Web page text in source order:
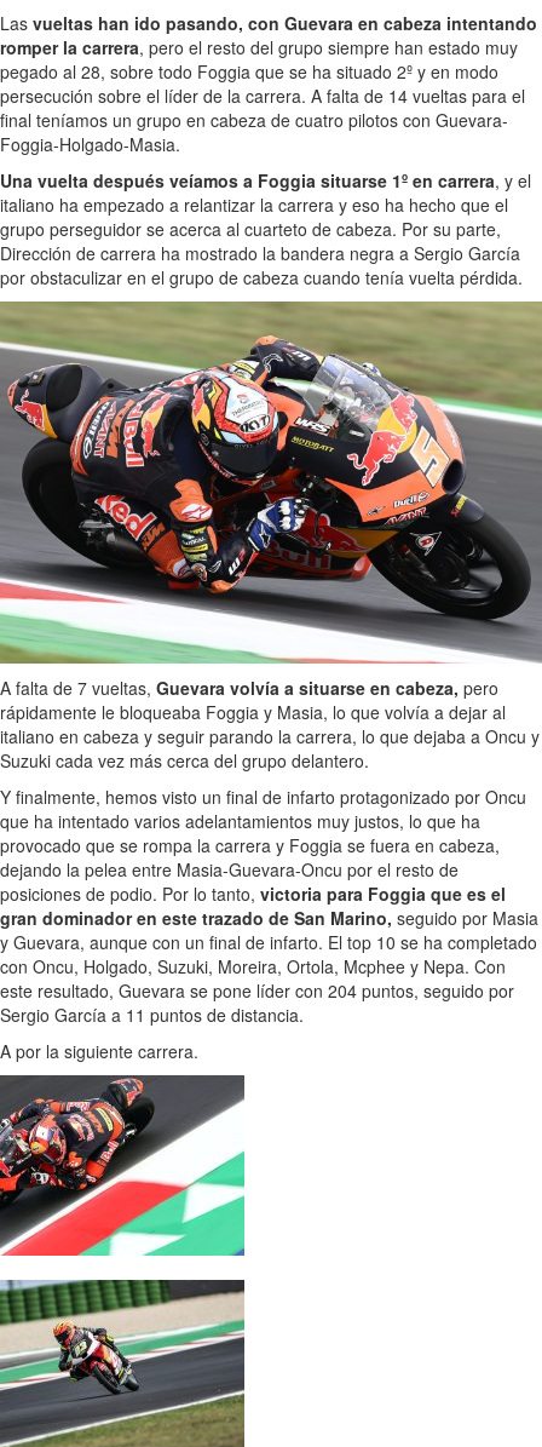
Las vueltas han ido pasando, con Guevara en cabeza intentando
romper la carrera, pero el resto del grupo siempre han estado muy
pegado al 28, sobre todo Foggia que se ha situado 2º y en modo
persecución sobre el líder de la carrera. A falta de 14 vueltas para el
final teníamos un grupo en cabeza de cuatro pilotos con Guevara-
Foggia-Holgado-Masia.
Una vuelta después veíamos a Foggia situarse 1º en carrera, y el
italiano ha empezado a relantizar la carrera y eso ha hecho que el
grupo perseguidor se acerca al cuarteto de cabeza. Por su parte,
Dirección de carrera ha mostrado la bandera negra a Sergio García
por obstaculizar en el grupo de cabeza cuando tenía vuelta pérdida.
A falta de 7 vueltas, Guevara volvía a situarse en cabeza, pero
rápidamente le bloqueaba Foggia y Masia, lo que volvía a dejar al
italiano en cabeza y seguir parando la carrera, lo que dejaba a Oncu y
Suzuki cada vez más cerca del grupo delantero.
Y finalmente, hemos visto un final de infarto protagonizado por Oncu
que ha intentado varios adelantamientos muy justos, lo que ha
provocado que se rompa la carrera y Foggia se fuera en cabeza,
dejando la pelea entre Masia-Guevara-Oncu por el resto de
posiciones de podio. Por lo tanto, victoria para Foggia que es el
gran dominador en este trazado de San Marino, seguido por Masia
y Guevara, aunque con un final de infarto. El top 10 se ha completado
con Oncu, Holgado, Suzuki, Moreira, Ortola, Mcphee y Nepa. Con
este resultado, Guevara se pone líder con 204 puntos, seguido por
Sergio García a 11 puntos de distancia.
A por la siguiente carrera.